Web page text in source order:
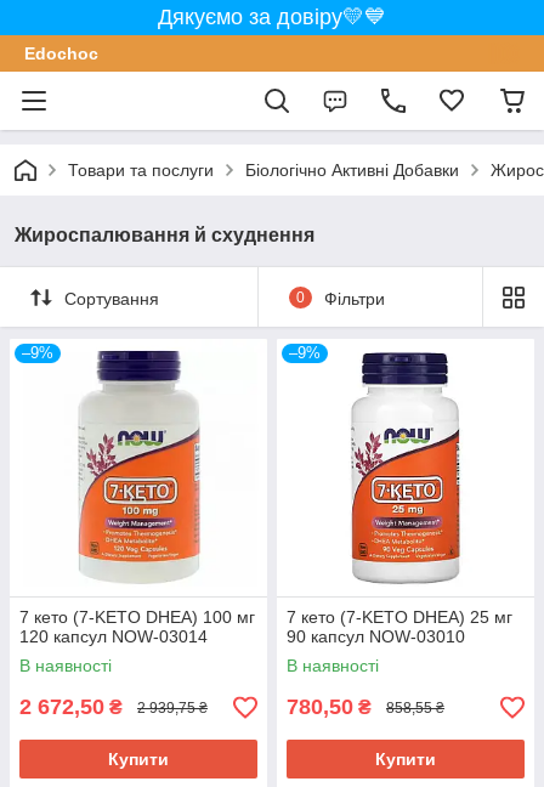
Дякуємо за довіру💛💙
Edochoс
Товари та послуги Біологічно Активні Добавки
Жироспалювання й схуднення
Сортування 0 Фільтри
–9%
7 кето (7-KETO DHEA) 100 мг
120 капсул NOW-03014
В наявності
2 672,50 ₴ 2 939,75 ₴
Купити
–9%
7 кето (7-KETO DHEA) 25 мг
90 капсул NOW-03010
В наявності
780,50 ₴ 858,55 ₴
Купити